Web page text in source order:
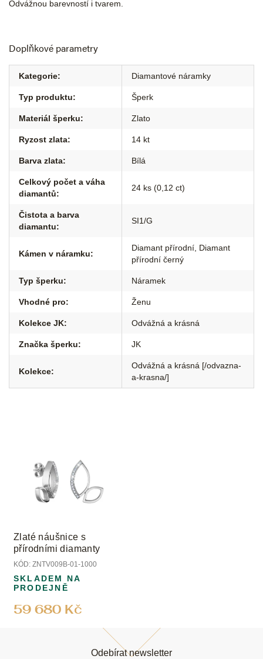
Odvážnou barevností i tvarem.
Doplňkové parametry
Kategorie: Diamantové náramky
Typ produktu: Šperk
Materiál šperku: Zlato
Ryzost zlata: 14 kt
Barva zlata: Bílá
Celkový počet a váha
diamantů:
24 ks (0,12 ct)
Čistota a barva
diamantu:
SI1/G
Kámen v náramku:
Diamant přírodní, Diamant
přírodní černý
Typ šperku: Náramek
Vhodné pro: Ženu
Kolekce JK: Odvážná a krásná
Značka šperku: JK
Kolekce:
Odvážná a krásná [/odvazna-
a-krasna/]
Zlaté náušnice s
přírodními diamanty
KÓD: ZNTV009B-01-1000
59 680 Kč
SKLADEM NA
PRODEJNĚ
Odebírat newsletter